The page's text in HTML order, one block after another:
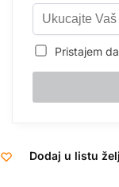
Pristajem
Dodaj u listu